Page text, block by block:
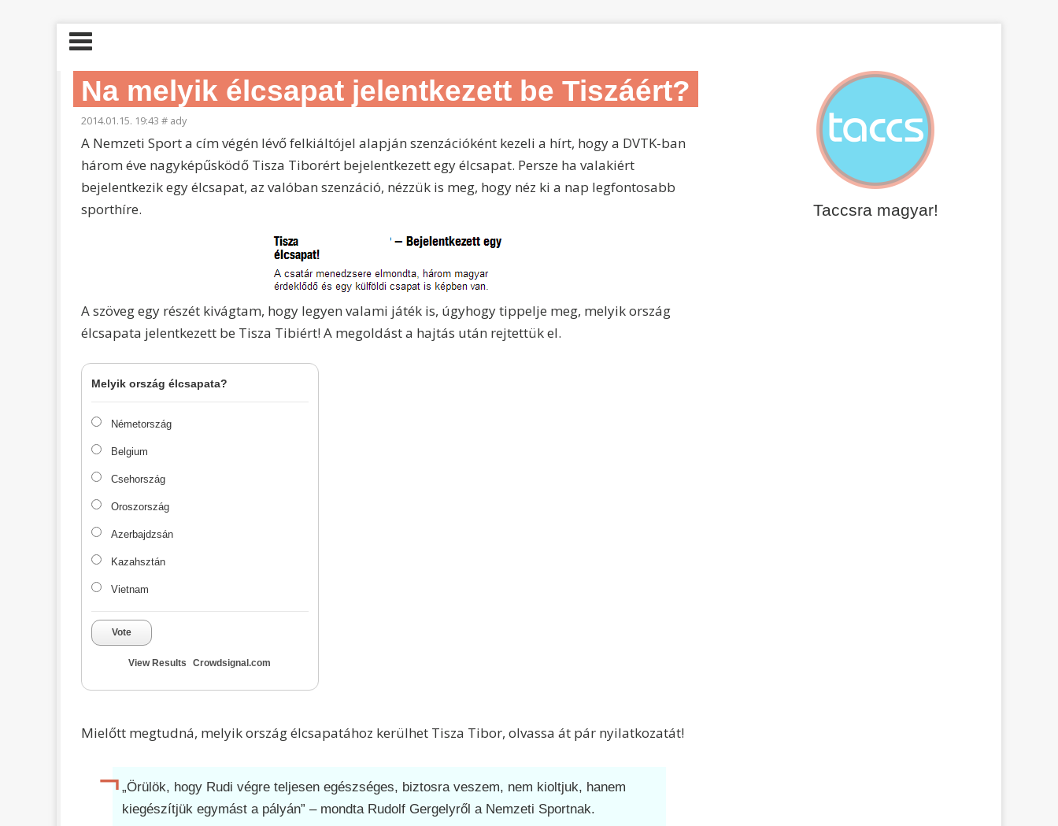
Taccsra magyar!
Na melyik élcsapat jelentkezett be Tiszáért?
2014.01.15. 19:43 # ady
A Nemzeti Sport a cím végén lévő felkiáltójel alapján szenzációként kezeli a hírt, hogy a DVTK-ban
három éve nagyképűsködő Tisza Tiborért bejelentkezett egy élcsapat. Persze ha valakiért
bejelentkezik egy élcsapat, az valóban szenzáció, nézzük is meg, hogy néz ki a nap legfontosabb
sporthíre.
A szöveg egy részét kivágtam, hogy legyen valami játék is, úgyhogy tippelje meg, melyik ország
élcsapata jelentkezett be Tisza Tibiért! A megoldást a hajtás után rejtettük el.
Melyik ország élcsapata?
Németország
Belgium
Csehország
Oroszország
Azerbajdzsán
Kazahsztán
Vietnam
Vote
View Results Crowdsignal.com
Mielőtt megtudná, melyik ország élcsapatához kerülhet Tisza Tibor, olvassa át pár nyilatkozatát!
„Örülök, hogy Rudi végre teljesen egészséges, biztosra veszem, nem kioltjuk, hanem
kiegészítjük egymást a pályán” – mondta Rudolf Gergelyről a Nemzeti Sportnak.